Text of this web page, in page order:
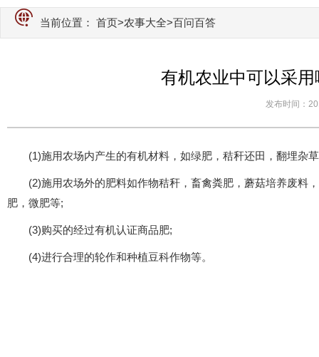
当前位置： 首页>农事大全>百问百答
有机农业中可以采
发布时间：
(1)施用农场内产生的有机材料，如绿肥，秸秆还田，翻埋杂
(2)施用农场外的肥料如作物秸秆，畜禽粪肥，蘑菇培养废料
肥，微肥等;
(3)购买的经过有机认证商品肥;
(4)进行合理的轮作和种植豆科作物等。